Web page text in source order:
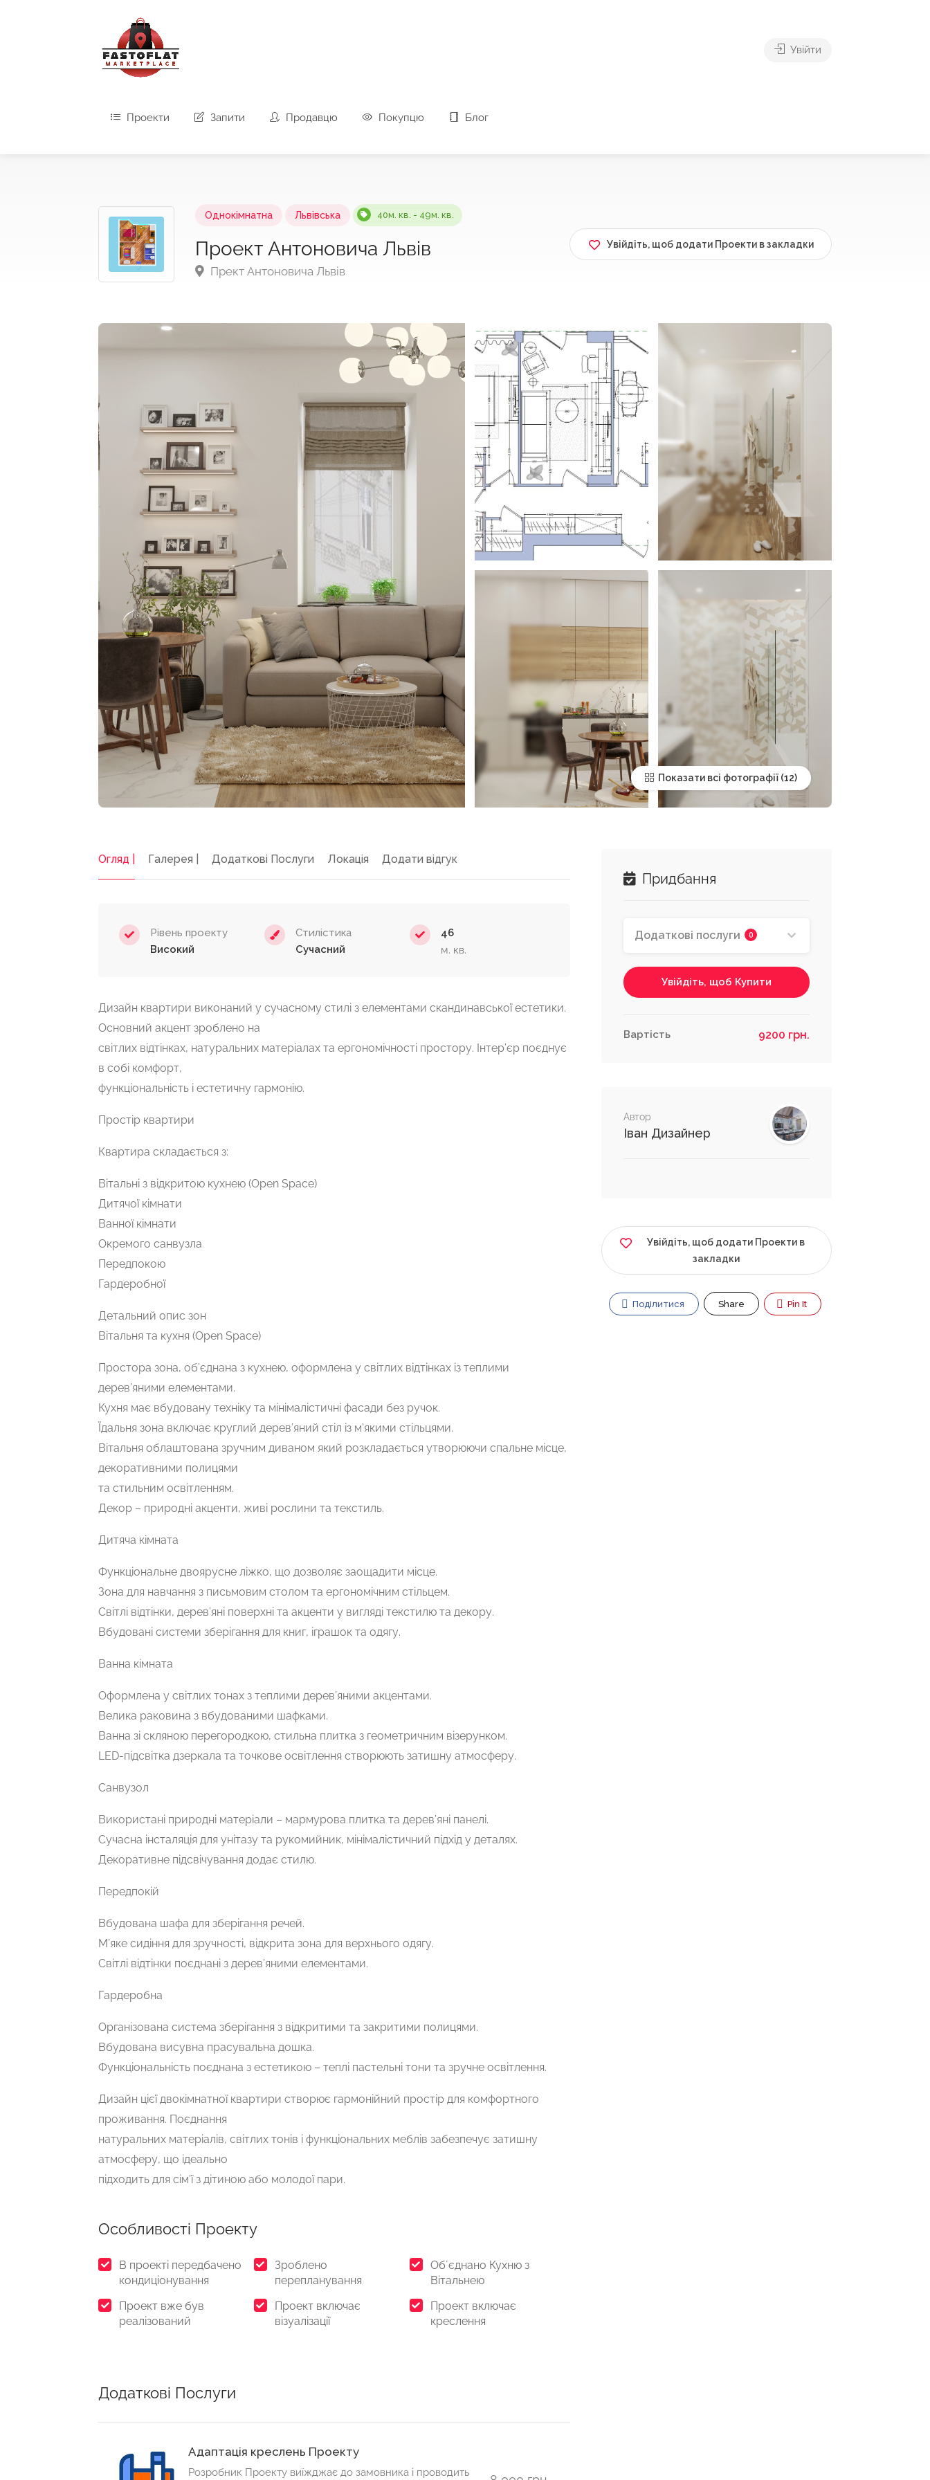
Проекти Запити Продавцю Покупцю Блог
Увійти
Однокімнатна Львівська 40м. кв. - 49м. кв.
Проект Антоновича Львів
Прект Антоновича Львів
Увійдіть, щоб додати Проекти в закладки
Показати всі фотографії
Огляд | Галерея | Додаткові Послуги Локація Додати відгук
Рівень проекту
Високий
Стилістика
Сучасний
46
м. кв.
Дизайн квартири виконаний у сучасному стилі з елементами скандинавської естетики.
Основний акцент зроблено на
світлих відтінках, натуральних матеріалах та ергономічності простору. Інтер’єр поєднує
в собі комфорт,
функціональність і естетичну гармонію.
Простір квартири
Квартира складається з:
Вітальні з відкритою кухнею (Open Space)
Дитячої кімнати
Ванної кімнати
Окремого санвузла
Передпокою
Гардеробної
Детальний опис зон
Вітальня та кухня (Open Space)
Простора зона, об’єднана з кухнею, оформлена у світлих відтінках із теплими
дерев’яними елементами.
Кухня має вбудовану техніку та мінімалістичні фасади без ручок.
Їдальня зона включає круглий дерев’яний стіл із м’якими стільцями.
Вітальня облаштована зручним диваном який розкладається утворюючи спальне місце,
декоративними полицями
та стильним освітленням.
Декор – природні акценти, живі рослини та текстиль.
Дитяча кімната
Функціональне двоярусне ліжко, що дозволяє заощадити місце.
Зона для навчання з письмовим столом та ергономічним стільцем.
Світлі відтінки, дерев’яні поверхні та акценти у вигляді текстилю та декору.
Вбудовані системи зберігання для книг, іграшок та одягу.
Ванна кімната
Оформлена у світлих тонах з теплими дерев’яними акцентами.
Велика раковина з вбудованими шафками.
Ванна зі скляною перегородкою, стильна плитка з геометричним візерунком.
LED-підсвітка дзеркала та точкове освітлення створюють затишну атмосферу.
Санвузол
Використані природні матеріали – мармурова плитка та дерев’яні панелі.
Сучасна інсталяція для унітазу та рукомийник, мінімалістичний підхід у деталях.
Декоративне підсвічування додає стилю.
Передпокій
Вбудована шафа для зберігання речей.
М’яке сидіння для зручності, відкрита зона для верхнього одягу.
Світлі відтінки поєднані з дерев’яними елементами.
Гардеробна
Організована система зберігання з відкритими та закритими полицями.
Вбудована висувна прасувальна дошка.
Функціональність поєднана з естетикою – теплі пастельні тони та зручне освітлення.
Дизайн цієї двокімнатної квартири створює гармонійний простір для комфортного
проживання. Поєднання
натуральних матеріалів, світлих тонів і функціональних меблів забезпечує затишну
атмосферу, що ідеально
підходить для сім’ї з дітиною або молодої пари.
Особливості Проекту
В проекті передбачено
кондиціонування
Зроблено
перепланування
Обʼєднано Кухню з
Вітальнею
Проект вже був
реалізований
Проект включає
візуалізації
Проект включає
креслення
Додаткові Послуги
Адаптація креслень Проекту
Розробник Проекту виїжджає до замовника і проводить
Придбання
Додаткові послуги 0
Увійдіть, щоб Купити
Вартість 9200 грн.
Автор
Іван Дизайнер
Увійдіть, щоб додати Проекти в
закладки
Поділитися Share Pin It